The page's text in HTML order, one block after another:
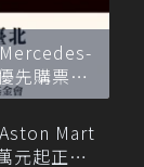
先購票維
Mart
元起正式